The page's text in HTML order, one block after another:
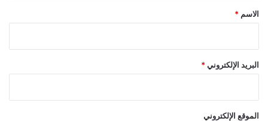
*
الاسم *
البريد الإلكتروني *
الموقع الإلكتروني